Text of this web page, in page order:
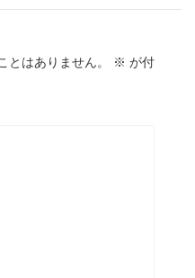
とはありません。 ※ が付